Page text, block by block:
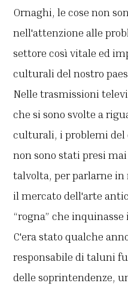
Ornaghi, le cose non
nell'attenzione alle
settore così vitale ed
culturali del nostro
Nelle trasmissioni
che si sono svolte a
culturali, i problemi
non sono stati presi
talvolta, per parlarne in
il mercato dell'arte
“rogna” che
C'era stato qualche
responsabile di taluni
delle soprintendenze,